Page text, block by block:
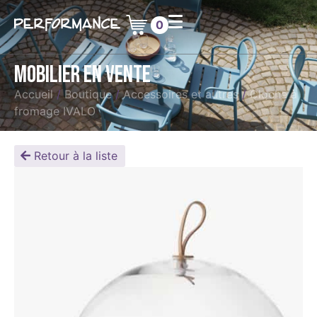
0
Mobilier en vente
Accueil / Boutique / Accessoires et autres / Cloche à
fromage IVALO
Retour à la liste